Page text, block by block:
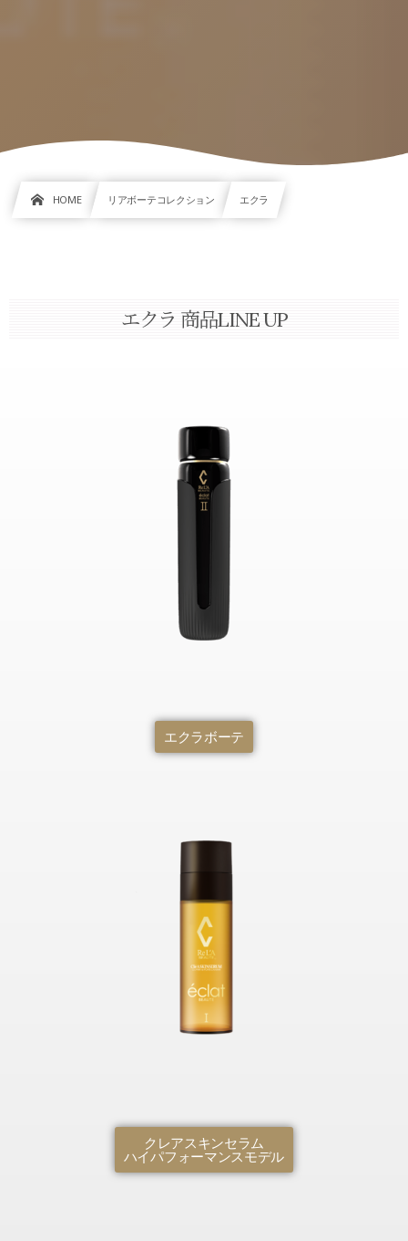
HOME リアボーテコレクション エクラ
エクラ 商品LINE UP
エクラボーテ
クレアスキンセラム
ハイパフォーマンスモデル